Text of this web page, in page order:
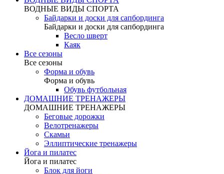
ВОДНЫЕ ВИДЫ СПОРТА
Байдарки и доски для сапбординга
Байдарки и доски для сапбординга
Весло шверт
Каяк
Все сезоны
Все сезоны
Форма и обувь
Форма и обувь
Обувь футбольная
ДОМАШНИЕ ТРЕНАЖЕРЫ
ДОМАШНИЕ ТРЕНАЖЕРЫ
Беговые дорожки
Велотренажеры
Скамьи
Эллиптические тренажеры
Йога и пилатес
Йога и пилатес
Блок для йоги